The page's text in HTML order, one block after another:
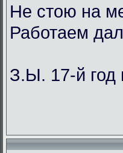
Не стою на
Работаем
З.Ы. 17-й